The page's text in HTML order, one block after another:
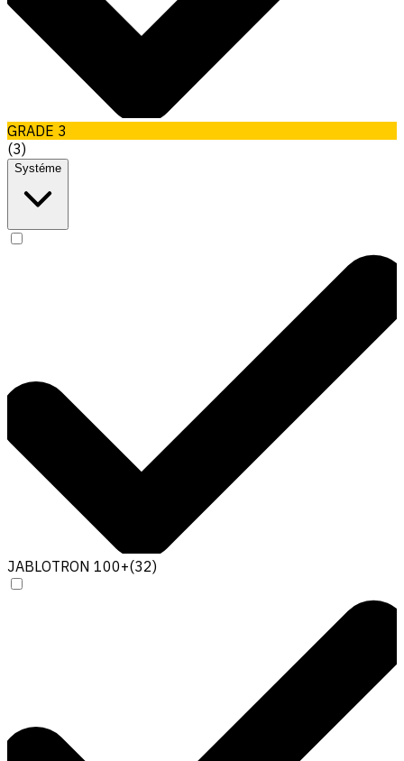
GRADE 3
(3)
Systéme
JABLOTRON 100+(32)